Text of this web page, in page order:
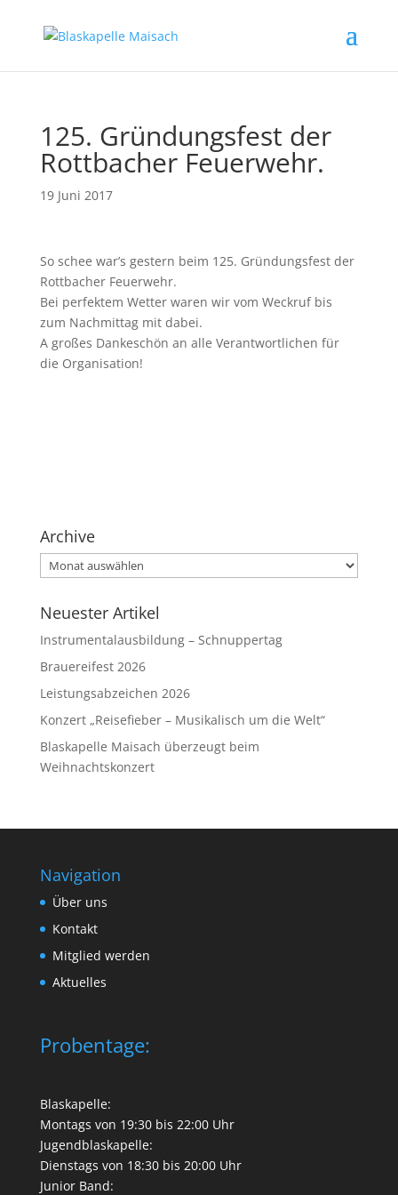
125. Gründungsfest der
Rottbacher Feuerwehr.
19 Juni 2017
So schee war’s gestern beim 125. Gründungsfest der
Rottbacher Feuerwehr.
Bei perfektem Wetter waren wir vom Weckruf bis
zum Nachmittag mit dabei.
A großes Dankeschön an alle Verantwortlichen für
die Organisation!
Archive
Archive
Neuester Artikel
Instrumentalausbildung – Schnuppertag
Brauereifest 2026
Leistungsabzeichen 2026
Konzert „Reisefieber – Musikalisch um die Welt“
Blaskapelle Maisach überzeugt beim
Weihnachtskonzert
Navigation
Über uns
Kontakt
Mitglied werden
Aktuelles
Probentage:
Blaskapelle:
Montags von 19:30 bis 22:00 Uhr
Jugendblaskapelle:
Dienstags von 18:30 bis 20:00 Uhr
Junior Band: